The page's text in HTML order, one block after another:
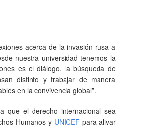
acerca de la invasión rusa a
nuestra universidad tenemos la
es el diálogo, la búsqueda de
distinto y trabajar de manera
en la convivencia global”.
que el derecho internacional sea
Humanos y UNICEF para alivar